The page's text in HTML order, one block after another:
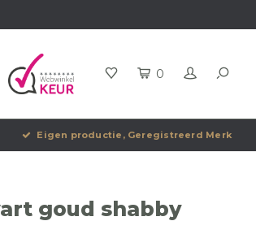
0
Eigen productie, Geregistreerd Merk
goud shabby